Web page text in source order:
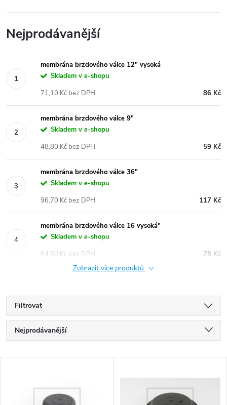
Nejprodávanější
membrána brzdového válce 12" vysoká
Skladem v e-shopu
86 Kč
71,10 Kč bez DPH
membrána brzdového válce 9"
Skladem v e-shopu
59 Kč
48,80 Kč bez DPH
membrána brzdového válce 36"
Skladem v e-shopu
117 Kč
96,70 Kč bez DPH
membrána brzdového válce 16 vysoká"
Skladem v e-shopu
78 Kč
64,50 Kč bez DPH
Zobrazit více produktů
Filtrovat
Ř
a
Nejprodávanější
Abecedně